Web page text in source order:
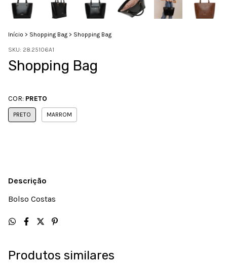
Início > Shopping Bag > Shopping Bag
SKU: 28.25106A1
Shopping Bag
COR: PRETO
PRETO MARROM
Descrição
Bolso Costas
Produtos similares